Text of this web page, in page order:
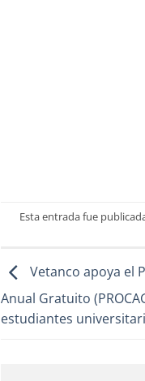
Esta entrada fue
Vetanco apoya el
Anual Gratuito
estudiantes